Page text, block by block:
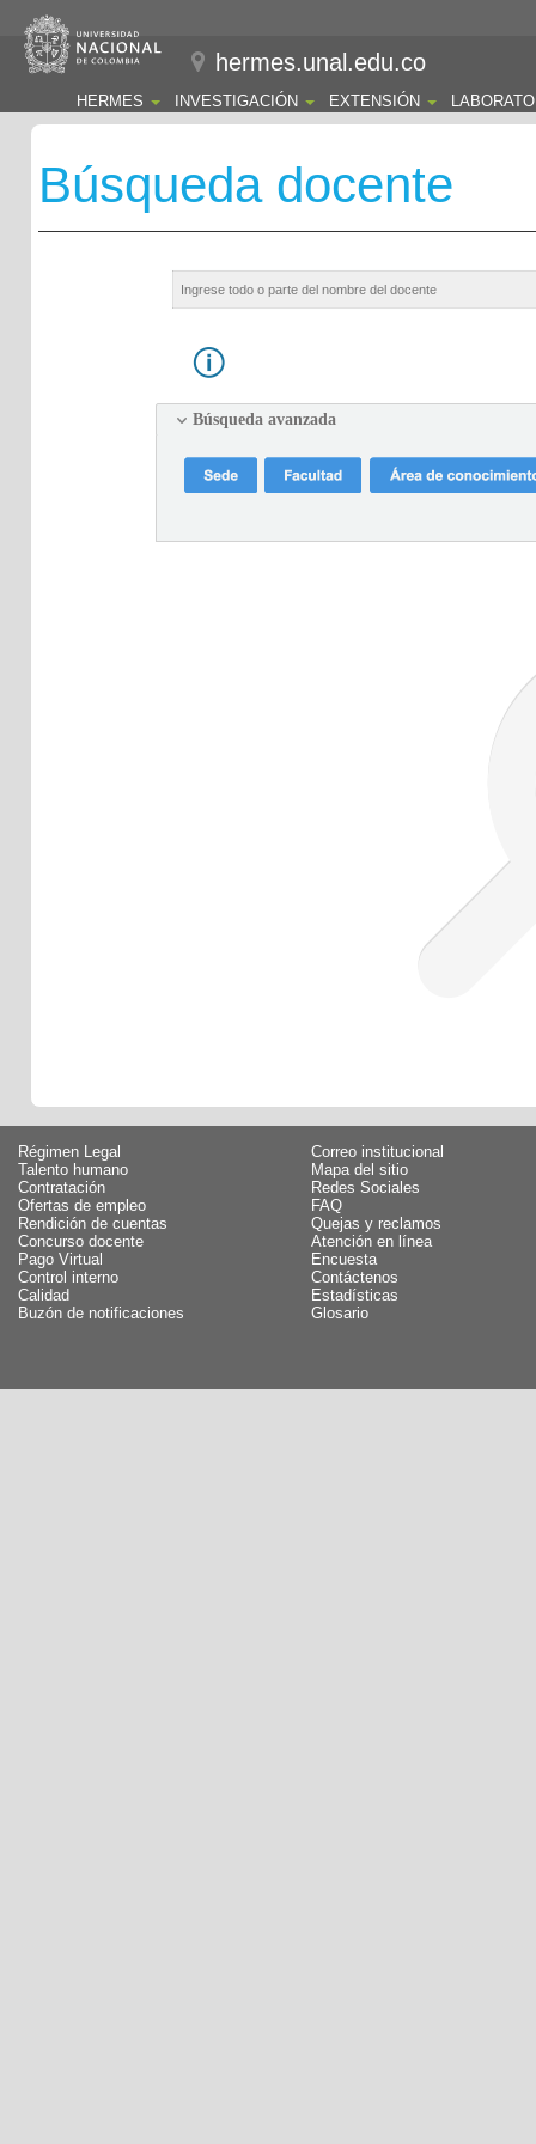
hermes.unal.edu.co
HERMES INVESTIGACIÓN EXTENSIÓN
Búsqueda docente
Búsqueda avanzada
Régimen Legal
Talento humano
Contratación
Ofertas de empleo
Rendición de cuentas
Concurso docente
Pago Virtual
Control interno
Calidad
Buzón de notificaciones
Correo institucional
Mapa del sitio
Redes Sociales
FAQ
Quejas y reclamos
Atención en línea
Encuesta
Contáctenos
Estadísticas
Glosario